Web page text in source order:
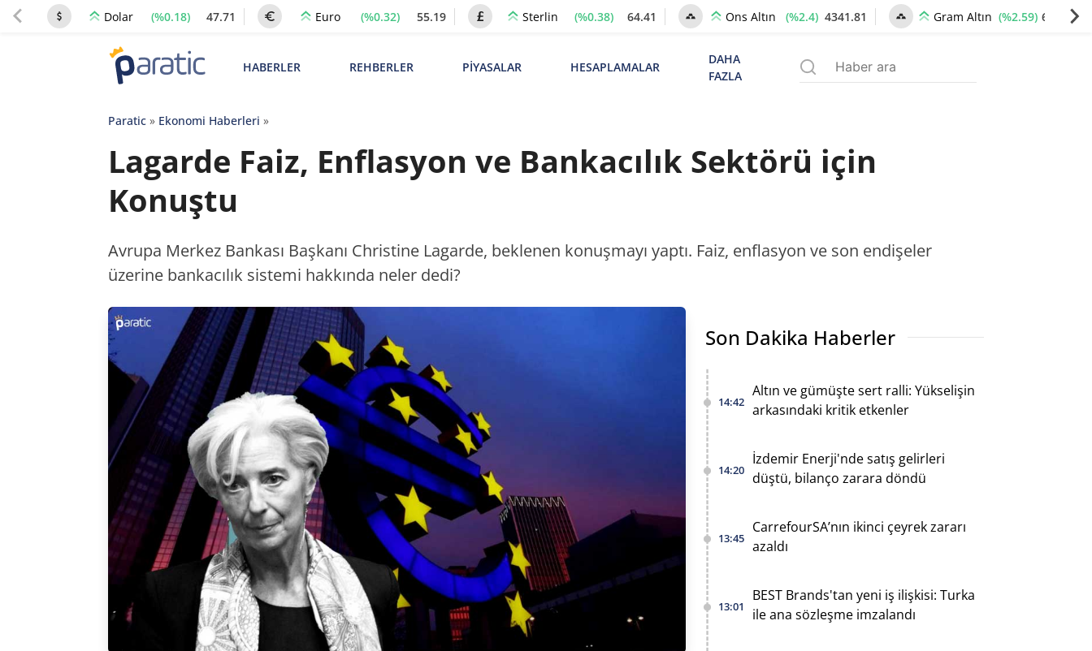
Dolar (%0.18) 47.71 Euro (%0.32) 55.19 Sterlin (%0.38) 64.41 Ons Altın (%2.4) 4341.81 Gram Altın (%2.59) 6660.55
HABERLER REHBERLER PİYASALAR HESAPLAMALAR
DAHA
FAZLA
Paratic» Ekonomi Haberleri »
Lagarde Faiz, Enflasyon ve Bankacılık Sektörü için
Konuştu
Avrupa Merkez Bankası Başkanı Christine Lagarde, beklenen konuşmayı yaptı. Faiz, enflasyon ve son endişeler
üzerine bankacılık sistemi hakkında neler dedi?
Son Dakika Haberler
14:42
Altın ve gümüşte sert ralli: Yükselişin
arkasındaki kritik etkenler
14:20
İzdemir Enerji'nde satış gelirleri
düştü, bilanço zarara döndü
13:45
CarrefourSA’nın ikinci çeyrek zararı
azaldı
13:01
BEST Brands'tan yeni iş ilişkisi: Turka
ile ana sözleşme imzalandı